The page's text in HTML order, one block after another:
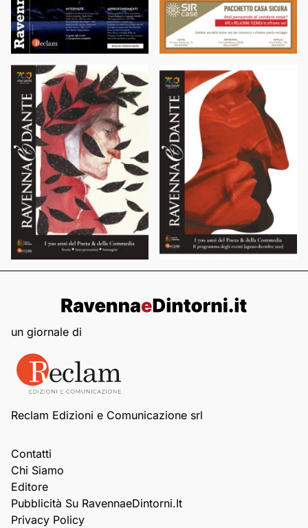
un giornale di
Reclam Edizioni e Comunicazione srl
Contatti
Chi Siamo
Editore
Pubblicità Su RavennaeDintorni.it
Privacy Policy